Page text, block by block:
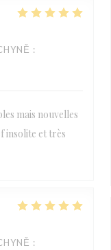
:
mais nouvelles
insolite et très
: